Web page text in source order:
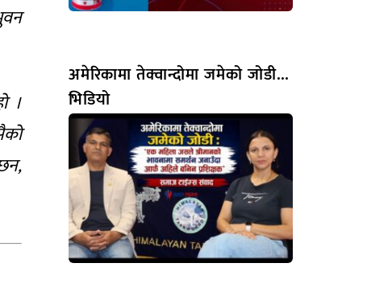
।
अमेरिकामा तेक्वान्दोमा जमेको जोडी…
भिडियो